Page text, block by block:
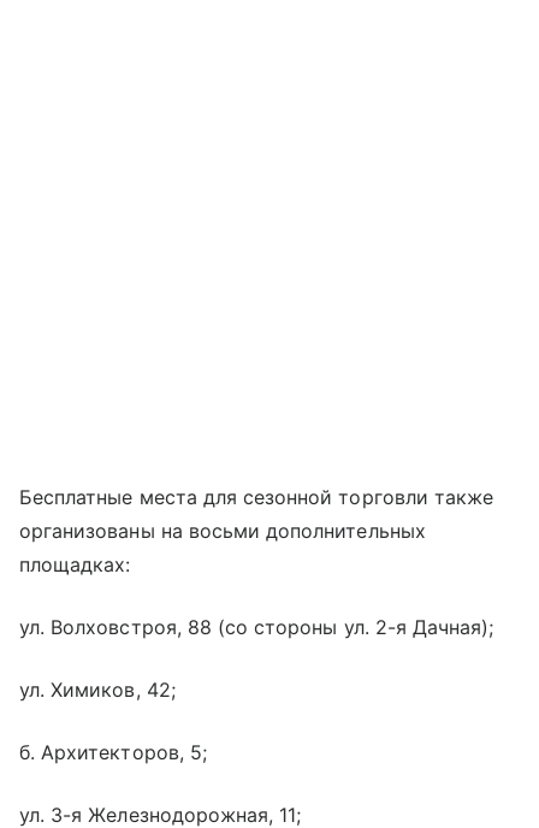
Бесплатные места для сезонной торговли также
организованы на восьми дополнительных
площадках:
ул. Волховстроя, 88 (со стороны ул. 2-я Дачная);
ул. Химиков, 42;
б. Архитекторов, 5;
ул. 3-я Железнодорожная, 11;